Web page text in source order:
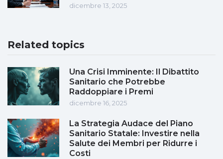
dicembre 13, 2025
Related topics
Una Crisi Imminente: Il Dibattito
Sanitario che Potrebbe
Raddoppiare i Premi
dicembre 16, 2025
La Strategia Audace del Piano
Sanitario Statale: Investire nella
Salute dei Membri per Ridurre i
Costi